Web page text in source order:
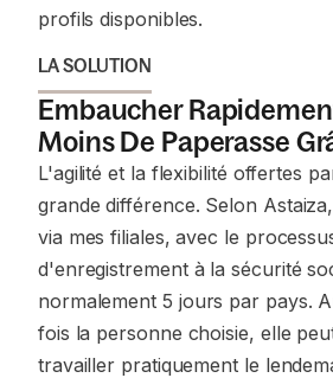
profils disponibles.
LA SOLUTION
Embaucher
Moins De Paperasse
L'agilité et la flexibilité offertes
grande différence. Selon
via mes filiales, avec le
d'enregistrement à la sécurité
normalement 5 jours par pays.
fois la personne choisie, elle
travailler pratiquement le